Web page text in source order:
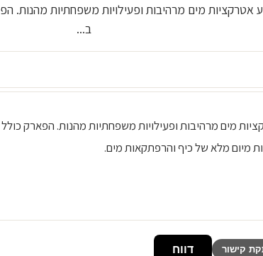
אטרקציות מים מרהיבות ופעילויות משפחתיות
ב...
מים מרהיבות ופעילויות משפחתיות מהנות. הפארק
מיום מלא של כיף והרפתקאות מים.
קישור דווח